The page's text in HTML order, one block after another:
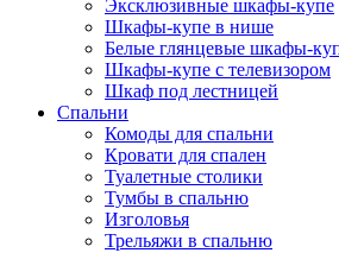
Эксклюзивные шкафы-купе
Шкафы-купе в нише
Белые глянцевые шкафы-
Шкафы-купе с телевизором
Шкаф под лестницей
Спальни
Комоды для спальни
Кровати для спален
Туалетные столики
Тумбы в спальню
Изголовья
Трельяжи в спальню